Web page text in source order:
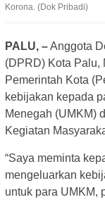
Korona. (Dok Pribadi)
PALU, –Anggota
(DPRD) Kota Palu,
Pemerintah Kota
kebijakan kepada
Menegah (UMKM)
Kegiatan
“Saya meminta
mengeluarkan
untuk para UMKM,